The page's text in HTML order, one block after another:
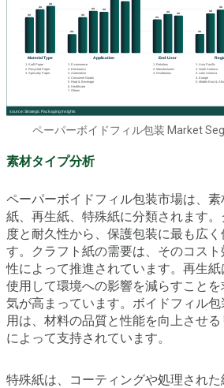
ペーパーボイドフィル包装 Market
素材タイプ分析
ペーパーボイドフィル包装市場は、
紙、再生紙、特殊紙に分類されます
度と耐久性から、保護包装に最も広
す。クラフト紙の需要は、そのコス
性によって推進されています。再生
使用して環境への影響を減らすこと
気が高まっています。ボイドフィル
用は、材料の品質と性能を向上させ
によって支持されています。
特殊紙は、コーティングや処理され